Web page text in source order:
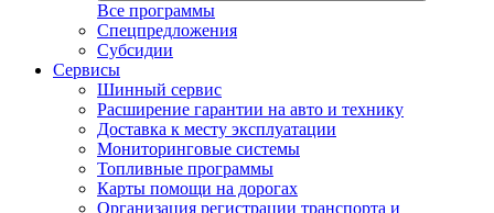
Все программы
Спецпредложения
Субсидии
Сервисы
Шинный сервис
Расширение гарантии на авто и технику
Доставка к месту эксплуатации
Мониторинговые системы
Топливные программы
Карты помощи на дорогах
Организация регистрации транспорта и